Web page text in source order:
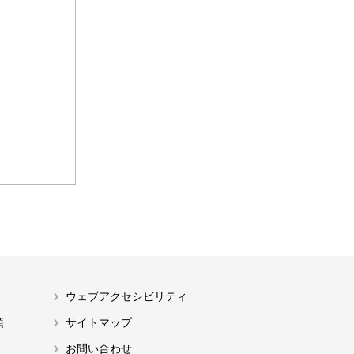
ウェブアクセシビリティ
サイトマップ
お問い合わせ